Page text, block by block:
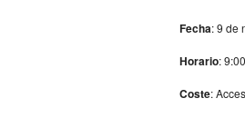
Fecha: 9 de
Horario:
Coste: